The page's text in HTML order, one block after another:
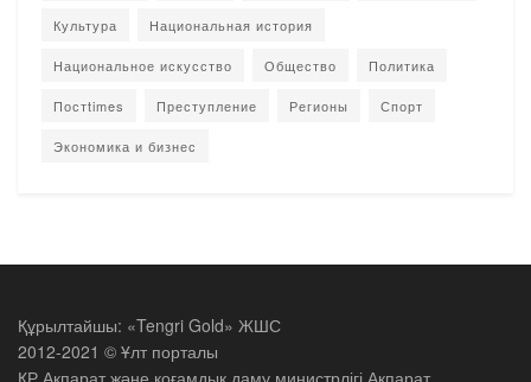
Культура Национальная история
Национальное искусство Общество Политика
Постtimes Преступление Регионы Спорт
Экономика и бизнес
Құрылтайшы: «Tengri Gold» ЖШС
2012-2021 © Ұлт порталы
ҚР Ақпарат және қоғамдық даму министрлігі Ақпарат